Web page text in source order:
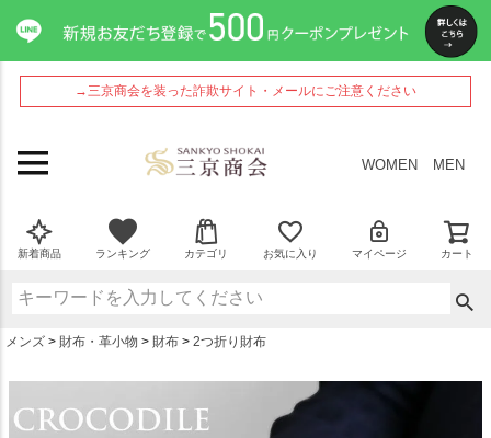
→三京商会を装った詐欺サイト・メールにご注意ください
WOMEN MEN
新着商品 ランキング カテゴリ お気に入り マイページ カート
メンズ 財布・革小物 財布 2つ折り財布
ペー
ジト
ップ
へ